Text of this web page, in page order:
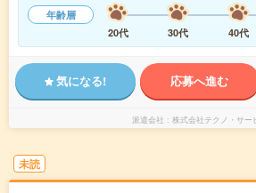
年齢層
20代
30代 40代
気になる! 応募へ進む
派遣会社 株式会社テクノ・サー
未読